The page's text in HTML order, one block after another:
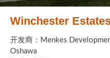
Winchester
开发商：Menkes
Oshawa